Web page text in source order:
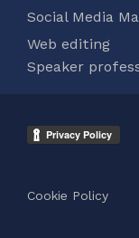
Social Media
Web editing
Speaker
Cookie Policy